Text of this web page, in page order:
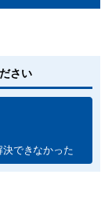
さい
決できなかった